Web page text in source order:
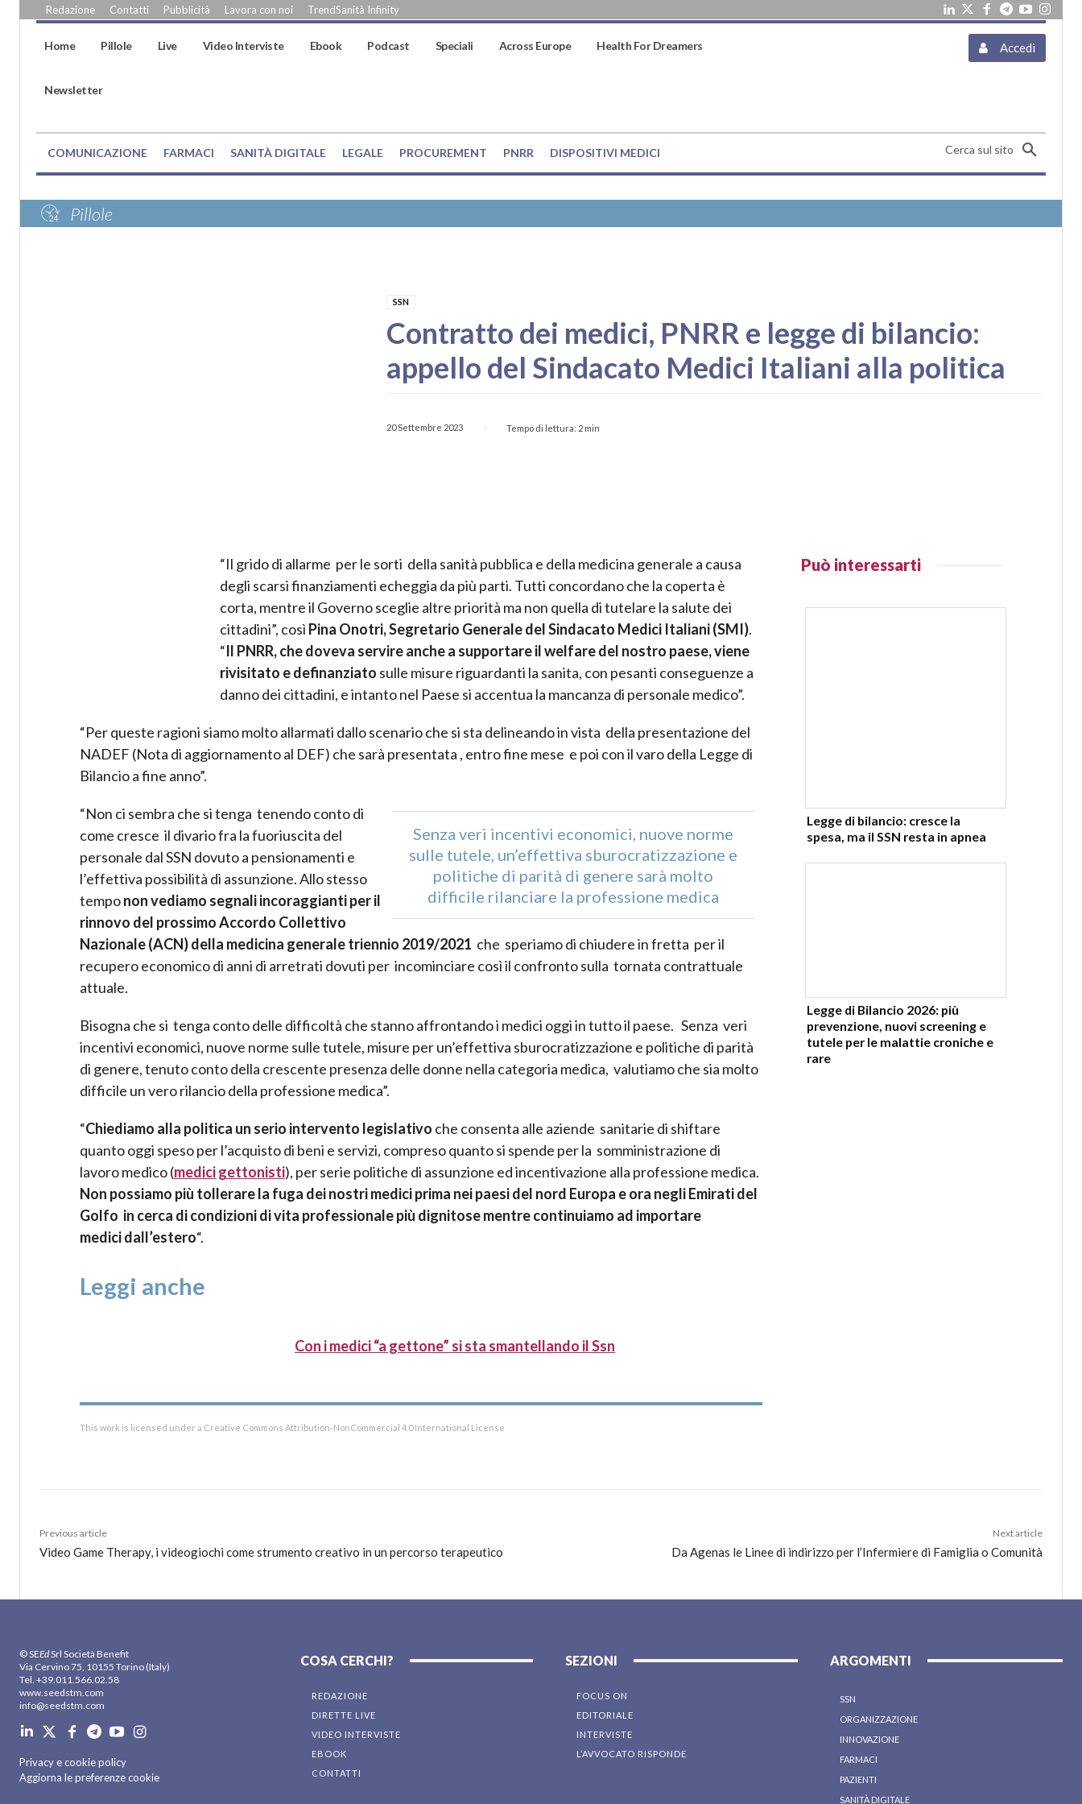
Redazione Contatti Pubblicità Lavora con noi TrendSanità Infinity
Home Pillole Live Video Interviste Ebook Podcast Speciali Across Europe Health For Dreamers
Newsletter
Accedi
COMUNICAZIONE FARMACI SANITÀ DIGITALE LEGALE PROCUREMENT PNRR DISPOSITIVI MEDICI Cerca sul sito
Pillole
SSN
Contratto dei medici, PNRR e legge di bilancio:
appello del Sindacato Medici Italiani alla politica
20 Settembre 2023 - Tempo di lettura: 2 min
“Il grido di allarme per le sorti della sanità pubblica e della medicina generale a causa
degli scarsi finanziamenti echeggia da più parti. Tutti concordano che la coperta è
corta, mentre il Governo sceglie altre priorità ma non quella di tutelare la salute dei
cittadini”, così Pina Onotri, Segretario Generale del Sindacato Medici Italiani(SMI).
“Il PNRR, che doveva servire anche a supportare il welfare del nostro paese, viene
rivisitato e definanziato sulle misure riguardanti la sanita, con pesanti conseguenze a
danno dei cittadini, e intanto nel Paese si accentua la mancanza di personale medico”.
“Per queste ragioni siamo molto allarmati dallo scenario che si sta delineando in vista della presentazione del
NADEF (Nota di aggiornamento al DEF) che sarà presentata , entro fine mese e poi con il varo della Legge di
Bilancio a fine anno”.
Senza veri incentivi economici, nuove norme
sulle tutele, un’effettiva sburocratizzazione e
politiche di parità di genere sarà molto
difficile rilanciare la professione medica
“Non ci sembra che si tenga tenendo conto di
come cresce il divario fra la fuoriuscita del
personale dal SSN dovuto a pensionamenti e
l’effettiva possibilità di assunzione. Allo stesso
temponon vediamo segnali incoraggianti per il
rinnovo del prossimo Accordo Collettivo
Nazionale (ACN) della medicina generale triennio 2019/2021 che speriamo di chiudere in fretta per il
recupero economico di anni di arretrati dovuti per incominciare così il confronto sulla tornata contrattuale
attuale.
Bisogna che si tenga conto delle difficoltà che stanno affrontando i medici oggi in tutto il paese. Senza veri
incentivi economici, nuove norme sulle tutele, misure per un’effettiva sburocratizzazione e politiche di parità
di genere, tenuto conto della crescente presenza delle donne nella categoria medica, valutiamo che sia molto
difficile un vero rilancio della professione medica”.
“Chiediamo alla politica un serio intervento legislativo che consenta alle aziende sanitarie di shiftare
quanto oggi speso per l’acquisto di beni e servizi, compreso quanto si spende per la somministrazione di
lavoro medico (medici gettonisti), per serie politiche di assunzione ed incentivazione alla professione medica.
Non possiamo più tollerare la fuga dei nostri medici prima nei paesi del nord Europa e ora negli Emirati del
Golfo in cerca di condizioni di vita professionale più dignitose mentre continuiamo ad importare
medici dall’estero“.
Leggi anche
Con i medici “a gettone” si sta smantellando il Ssn
This work is licensed under a Creative Commons Attribution-NonCommercial 4.0 International License
Può interessarti
Legge di bilancio: cresce la
spesa, ma il SSN resta in apnea
Legge di Bilancio 2026: più
prevenzione, nuovi screening e
tutele per le malattie croniche e
rare
Previous article
Video Game Therapy, i videogiochi come strumento creativo in un percorso terapeutico
Next article
Da Agenas le Linee di indirizzo per l’Infermiere di Famiglia o Comunità
© SEEdSrl Società Benefit
Via Cervino 75, 10155 Torino (Italy)
Tel. +39.011.566.02.58
www.seedstm.com
info@seedstm.com
Privacy e cookie policy
Aggiorna le preferenze cookie
COSA CERCHI?
REDAZIONE
DIRETTE LIVE
VIDEO INTERVISTE
EBOOK
CONTATTI
SEZIONI
FOCUS ON
EDITORIALE
INTERVISTE
L’AVVOCATO RISPONDE
ARGOMENTI
SSN
ORGANIZZAZIONE
INNOVAZIONE
FARMACI
PAZIENTI
SANITÀ DIGITALE